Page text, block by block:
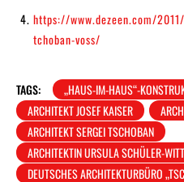
https://www.dezeen.com/
tchoban-voss/
TAGS:
„HAUS-IM-HAUS“-
ARCHITEKT JOSEF KAISER
ARCHITEKT SERGEI TSCHOBAN
ARCHITEKTIN URSULA SCHÜLER-
DEUTSCHES ARCHITEKTURBÜRO